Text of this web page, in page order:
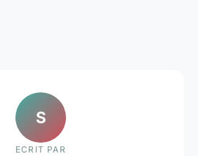
S
ECRIT PAR